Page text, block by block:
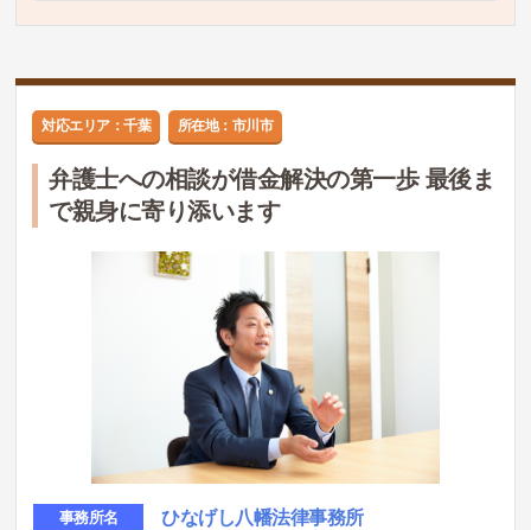
対応エリア：千葉 所在地：市川市
弁護士への相談が借金解決の第一歩 最後ま
で親身に寄り添います
事務所名 ひなげし八幡法律事務所